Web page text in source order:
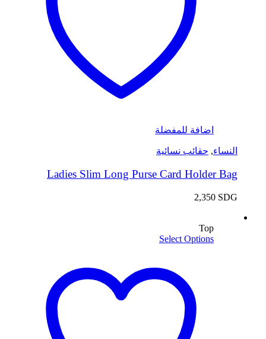
اضافة للمفضلة
النساء, حقائب نسائية
Ladies Slim Long Purse Card Holder Bag
2,350 SDG
Top
Select Options